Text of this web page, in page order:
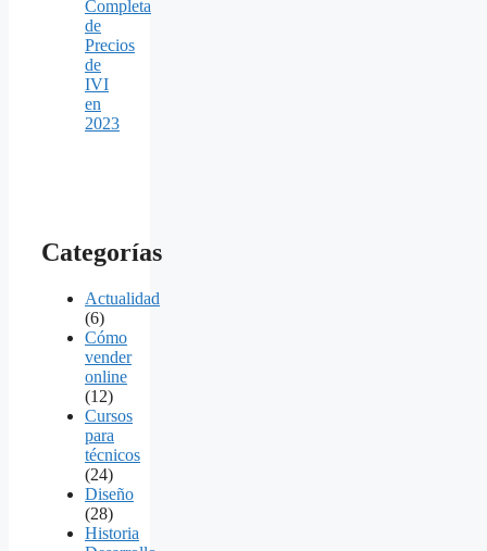
Completa
de
Precios
de
IVI
en
2023
Categorías
Actualidad
(6)
Cómo
vender
online
(12)
Cursos
para
técnicos
(24)
Diseño
(28)
Historia